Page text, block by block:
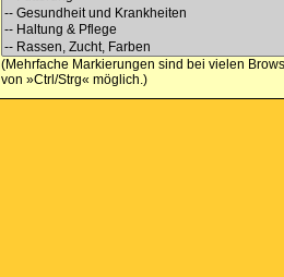
(Mehrfache Markierungen sind bei vielen
von »Ctrl/Strg« möglich.)